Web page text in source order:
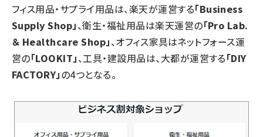
フィス用品・サプライ用品は、楽天が運営する「Business
Supply Shop」、衛生・福祉用品は楽天運営の「Pro Lab.
＆ Healthcare Shop」、オフィス家具はネットフォース運
営の「LOOKIT」、工具・建設用品は、大都が運営する「DIY
FACTORY」の4つとなる。